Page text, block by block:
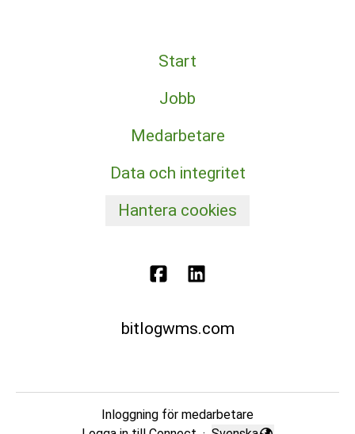
Start
Jobb
Medarbetare
Data och integritet
Hantera cookies
bitlogwms.com
Inloggning för medarbetare